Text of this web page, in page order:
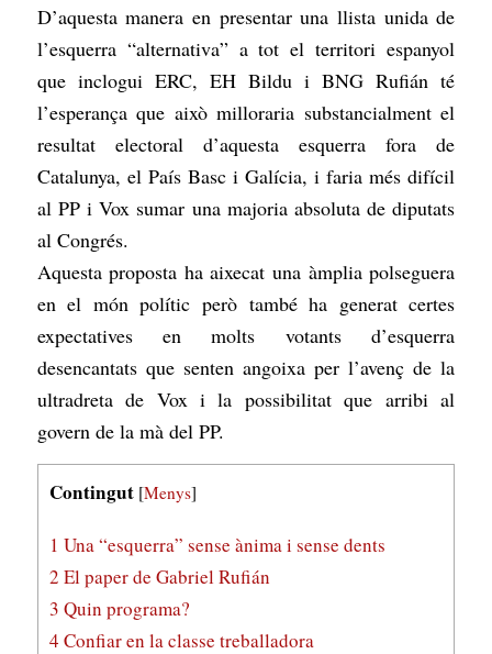
D’aquesta manera en presentar una llista unida de
l’esquerra “alternativa” a tot el territori espanyol
que inclogui ERC, EH Bildu i BNG Rufián té
l’esperança que això milloraria substancialment el
resultat electoral d’aquesta esquerra fora de
Catalunya, el País Basc i Galícia, i faria més difícil
al PP i Vox sumar una majoria absoluta de diputats
al Congrés.
Aquesta proposta ha aixecat una àmplia polseguera
en el món polític però també ha generat certes
expectatives en molts votants d’esquerra
desencantats que senten angoixa per l’avenç de la
ultradreta de Vox i la possibilitat que arribi al
govern de la mà del PP.
Contingut [Menys]
1 Una “esquerra” sense ànima i sense dents
2 El paper de Gabriel Rufián
3 Quin programa?
4 Confiar en la classe treballadora